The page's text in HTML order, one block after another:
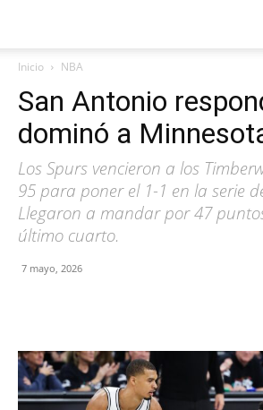
Inicio NBA
San Antonio
dominó a
Los Spurs vencieron a los
95 para poner el 1-1 en la serie
Llegaron a mandar por 47
último cuarto.
7 mayo, 2026